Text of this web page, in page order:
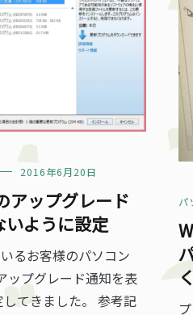
2016年6月20日
アップグレード
いように設定
るお客様のパソコン
ップグレード通知を表
てきました。 参考記
パ